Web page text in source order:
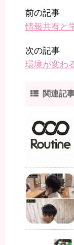
前の記事
情報共有と
次の記事
環境が変わ
関連記